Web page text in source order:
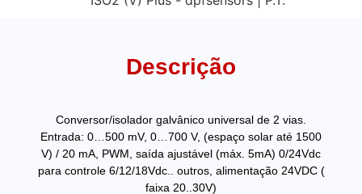
Descrição
Conversor/isolador galvânico universal de 2 vias.
Entrada: 0…500 mV, 0…700 V, (espaço solar até 1500
V) / 20 mA, PWM, saída ajustável (máx. 5mA) 0/24Vdc
para controle 6/12/18Vdc.. outros, alimentação 24VDC (
faixa 20..30V)